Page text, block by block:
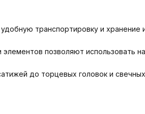
транспортировку и
позволяют использовать
до торцевых головок и